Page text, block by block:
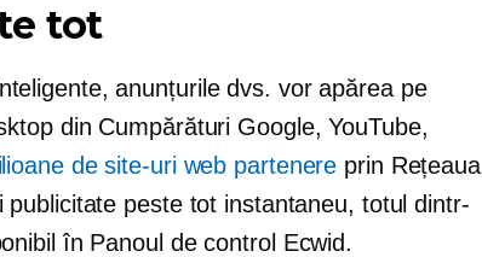
tot
anunțurile dvs. vor apărea pe
din Cumpărături Google, YouTube,
de site-uri web partenere prin Rețeaua
publicitate peste tot instantaneu, totul dintr-
în Panoul de control Ecwid.